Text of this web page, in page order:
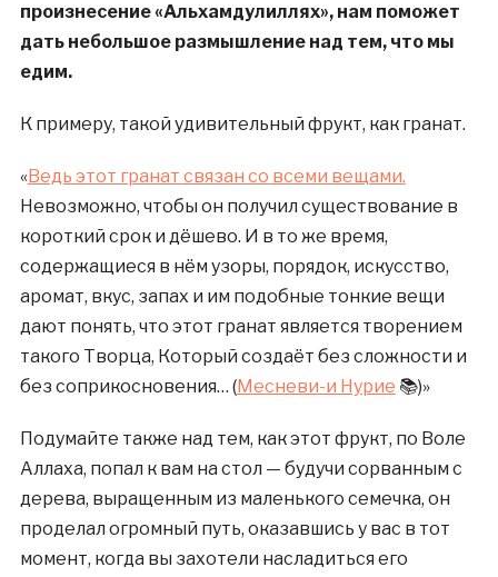
произнесение «Альхамдулиллях», нам поможет
дать небольшое размышление над тем, что мы
едим.
К примеру, такой удивительный фрукт, как гранат.
«Ведь этот гранат связан со всеми вещами.
Невозможно, чтобы он получил существование в
короткий срок и дёшево. И в то же время,
содержащиеся в нём узоры, порядок, искусство,
аромат, вкус, запах и им подобные тонкие вещи
дают понять, что этот гранат является творением
такого Творца, Который создаёт без сложности и
без соприкосновения… (Месневи-и Нурие 📚)»
Подумайте также над тем, как этот фрукт, по Воле
Аллаха, попал к вам на стол — будучи сорванным с
дерева, выращенным из маленького семечка, он
проделал огромный путь, оказавшись у вас в тот
момент, когда вы захотели насладиться его